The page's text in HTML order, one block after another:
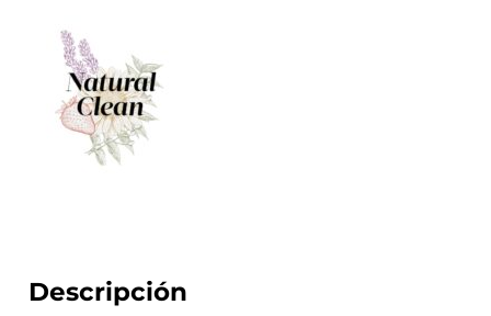
Descripción